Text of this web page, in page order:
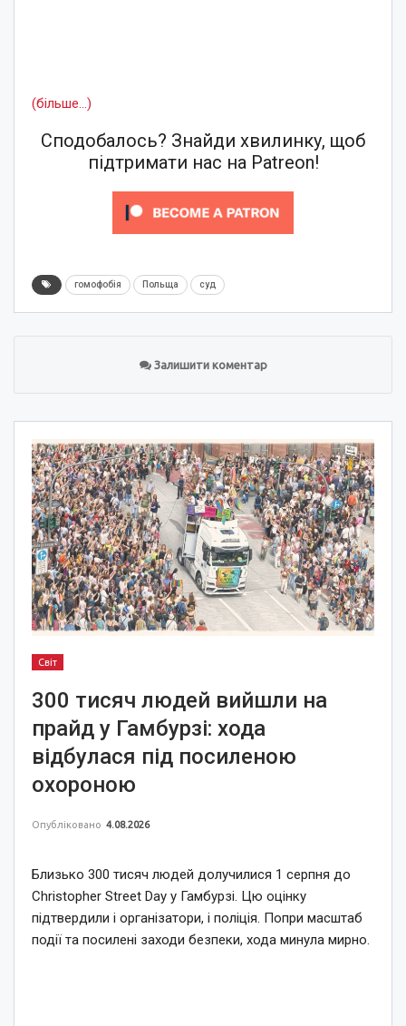
(більше…)
Сподобалось? Знайди хвилинку, щоб
підтримати нас на Patreon!
гомофобія Польща суд
Залишити коментар
Світ
300 тисяч людей вийшли на
прайд у Гамбурзі: хода
відбулася під посиленою
охороною
Опубліковано 4.08.2026
Близько 300 тисяч людей долучилися 1 серпня до
Christopher Street Day у Гамбурзі. Цю оцінку
підтвердили і організатори, і поліція. Попри масштаб
події та посилені заходи безпеки, хода минула мирно.